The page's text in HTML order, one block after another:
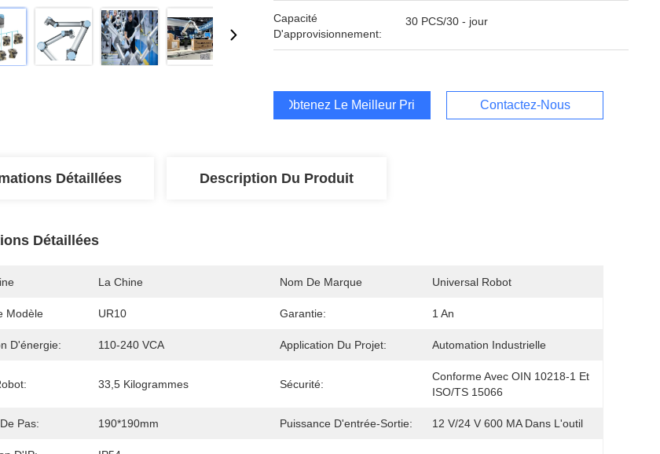
Capacité
D'approvisionnement:
30 PCS/30 - jour
Obtenez Le Meilleur Prix Contactez-Nous
Détaillées Description Du Produit
Détaillées
La Chine Nom De Marque Universal Robot
Modèle UR10 Garantie: 1 An
D'énergie: 110-240 VCA Application Du Projet: Automation Industrielle
33,5 Kilogrammes Sécurité:
Conforme Avec OIN 10218-1 Et
ISO/TS 15066
Pas: 190*190mm Puissance D'entrée-Sortie: 12 V/24 V 600 MA Dans L'outil